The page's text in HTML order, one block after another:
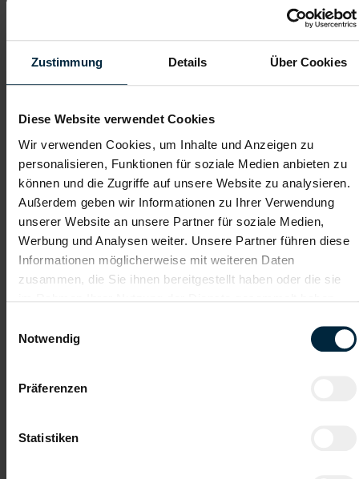
Zustimmung Details Über Cookies
Diese Website verwendet Cookies
Wir verwenden Cookies, um Inhalte und Anzeigen zu
personalisieren, Funktionen für soziale Medien anbieten zu
können und die Zugriffe auf unsere Website zu analysieren.
Außerdem geben wir Informationen zu Ihrer Verwendung
unserer Website an unsere Partner für soziale Medien,
Werbung und Analysen weiter. Unsere Partner führen diese
Informationen möglicherweise mit weiteren Daten
zusammen, die Sie ihnen bereitgestellt haben oder die sie
Notwendig
Präferenzen
Statistiken
Mattighofen, Oberösterreich
ab EUR 3.551,59
Vollzeit
2-Schicht
Industrie / handwerkliches Gewerbe
ab sofort
Das sind deine Aufgaben:
Analysieren und Beheben von Störungen an unseren
vollautomatisierten Fertigungsanlagen
Anlagenverfügbarkeit
Gute Erreichbarkeit
Weiterbildung